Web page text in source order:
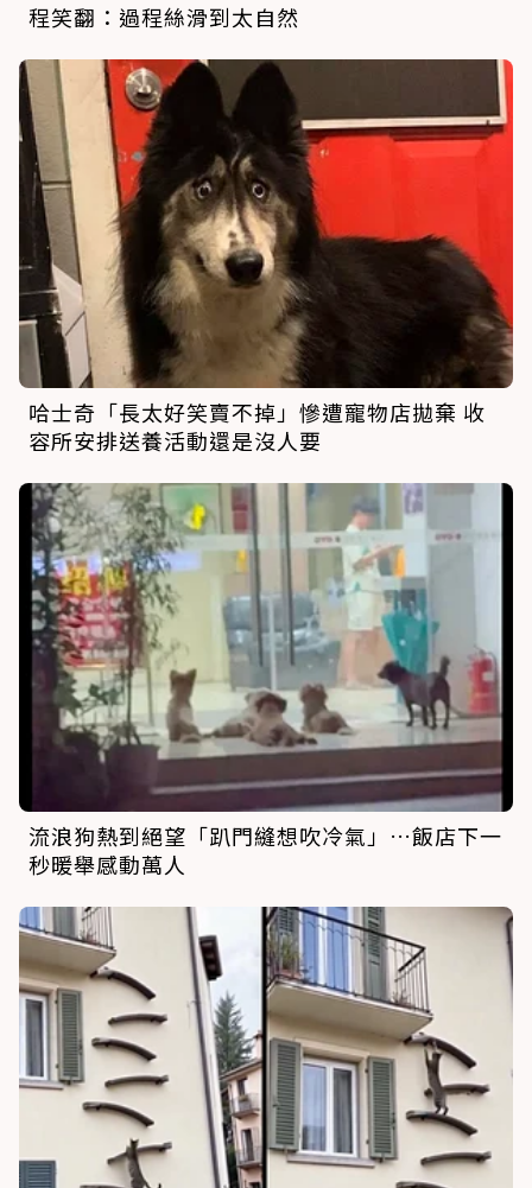
程笑翻：過程絲滑到太自然
哈士奇「長太好笑賣不掉」慘遭寵物店拋棄 收
容所安排送養活動還是沒人要
流浪狗熱到絕望「趴門縫想吹冷氣」…飯店下一
秒暖舉感動萬人